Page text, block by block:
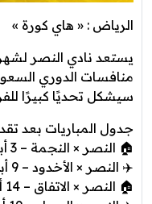
الرياض : « هاي كورة »
يستعد نادي النصر
منافسات الدوري
سيشكل تحديًا كبيرًا
جدول المباريات بعد
🏠 النصر × النجمة – 3 أبريل
✈️ النصر × الأخدود – 9 أبريل
🏠 النصر × الاتفاق – 14 أبريل